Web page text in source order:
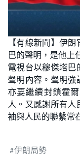
【有線新聞】伊
巴的聲明，是他上
電視台以穆傑塔巴
聲明內容。聲明強
亦要繼續封鎖霍
人。又感謝所有
袖與人民的聯繫常
伊朗局勢